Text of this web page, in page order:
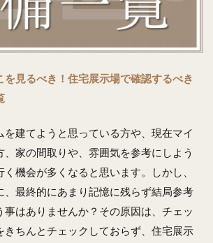
を見るべき！住宅展示場で確認するべき
を建てようと思っている方や、現在マイ
、家の間取りや、雰囲気を参考にしよう
機会が多くなると思います。しかし、
、最終的にあまり記憶に残らず結局参考
事はありませんか？その原因は、チェッ
きちんとチェックしておらず、住宅展示